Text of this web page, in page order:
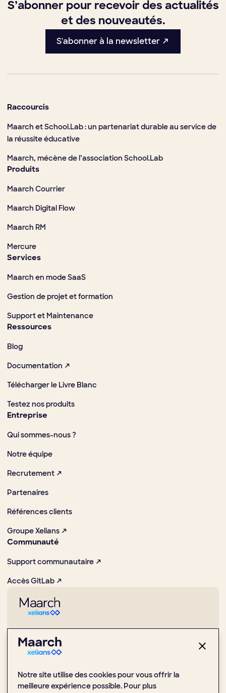
S’abonner pour recevoir des actualités
et des nouveautés.
S'abonner à la newsletter ↗
Pionnier dans la promotion des usages numériques et Open
Source
1 Place de la Boule, 92000 Nanterre
(+33) 1 47 24 51 59
Raccourcis
Maarch et School.Lab : un partenariat durable au service de
la réussite éducative
Maarch, mécène de l’association School.Lab
Produits
Maarch Courrier
Maarch Digital Flow
Maarch RM
Mercure
Services
Maarch en mode SaaS
Gestion de projet et formation
Support et Maintenance
Ressources
Blog
Documentation ↗
Télécharger le Livre Blanc
Testez nos produits
Entreprise
Qui sommes-nous ?
Notre équipe
Recrutement ↗
Partenaires
Références clients
Groupe Xelians ↗
Communauté
Support communautaire ↗
Accès GitLab ↗
Notre site utilise des cookies pour vous offrir la
meilleure expérience possible. Pour plus